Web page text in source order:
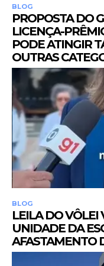
BLOG
PROPOSTA DO
LICENÇA-
PODE ATINGIR
OUTRAS
BLOG
LEILA DO VÔLEI
UNIDADE DA
AFASTAMENTO